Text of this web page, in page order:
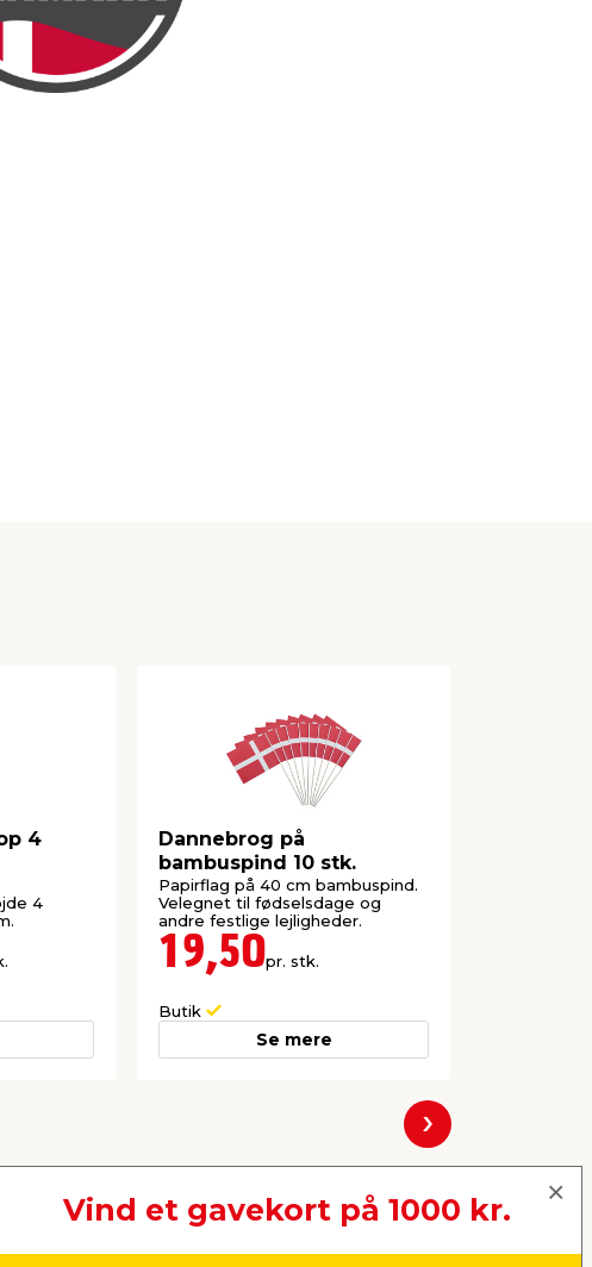
4
4
Dannebrog på
bambuspind 10 stk.
Papirflag på 40 cm bambuspind.
Velegnet til fødselsdage og
andre festlige lejligheder.
19,50pr. stk.
Butik
Se mere
Næste
Vind et gavekort på 1000 kr.